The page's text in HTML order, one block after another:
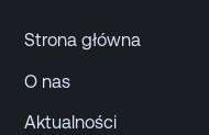
Strona główna
O nas
Aktualności